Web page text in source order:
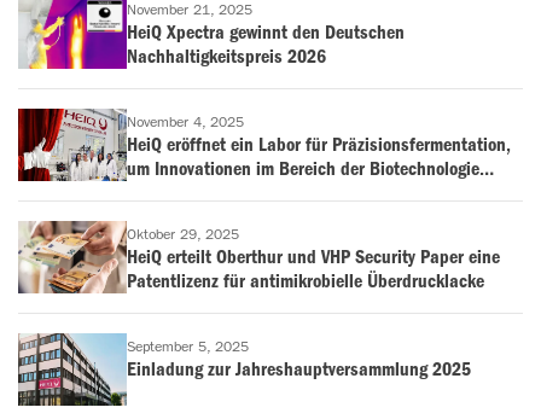
November 21, 2025
HeiQ Xpectra gewinnt den Deutschen
Nachhaltigkeitspreis 2026
November 4, 2025
HeiQ eröffnet ein Labor für Präzisionsfermentation,
um Innovationen im Bereich der Biotechnologie
Oktober 29, 2025
HeiQ erteilt Oberthur und VHP Security Paper eine
Patentlizenz für antimikrobielle Überdrucklacke
September 5, 2025
Einladung zur Jahreshauptversammlung 2025